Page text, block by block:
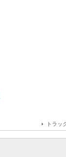
トラ